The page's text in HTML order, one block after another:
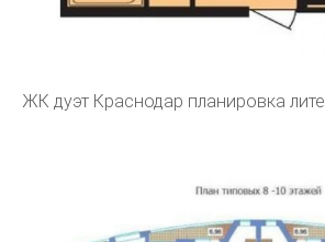
ЖК дуэт Краснодар планировка